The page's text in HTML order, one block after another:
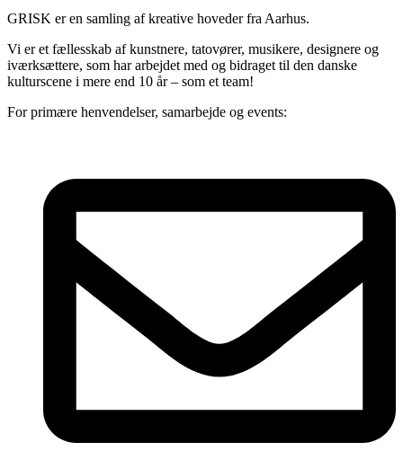
GRISK er en samling af kreative hoveder fra Aarhus.
Vi er et fællesskab af kunstnere, tatovører, musikere, designere og
iværksættere, som har arbejdet med og bidraget til den danske
kulturscene i mere end 10 år – som et team!
For primære henvendelser, samarbejde og events: